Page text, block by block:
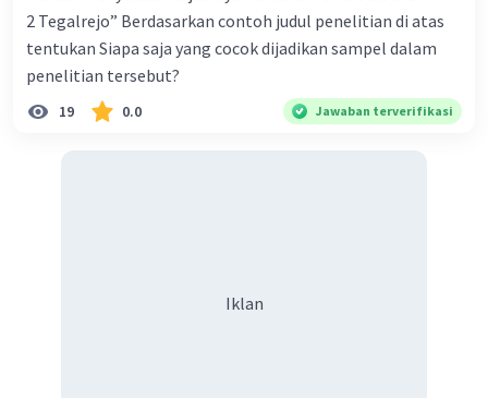
dapat membantu mengurangi ketidaksetaraan dan
kemiskinan.
Masyarakat yang sehat lebih mampu bekerja dan
bersih, sanitasi, dan energi listrik adalah langkah
2 Tegalrejo” Berdasarkan contoh judul penelitian di atas
tentukan Siapa saja yang cocok dijadikan sampel dalam
penelitian tersebut?
19 0.0 Jawaban terverifikasi
Iklan